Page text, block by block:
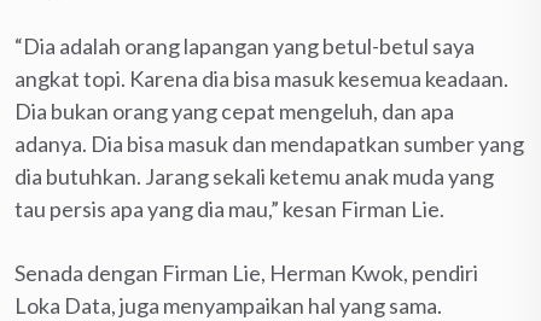
“Dia adalah orang lapangan yang betul-betul saya
angkat topi. Karena dia bisa masuk kesemua keadaan.
Dia bukan orang yang cepat mengeluh, dan apa
adanya. Dia bisa masuk dan mendapatkan sumber yang
dia butuhkan. Jarang sekali ketemu anak muda yang
tau persis apa yang dia mau,” kesan Firman Lie.
Senada dengan Firman Lie, Herman Kwok, pendiri
Loka Data, juga menyampaikan hal yang sama.